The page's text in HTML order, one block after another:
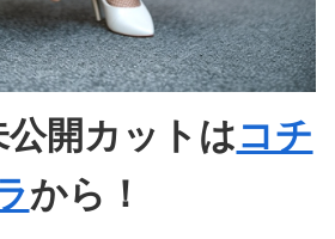
開カットはコチ
から！